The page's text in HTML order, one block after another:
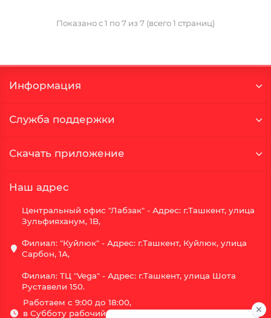
Показано с 1 по 7 из 7 (всего 1 страниц)
Информация
Служба поддержки
Скачать приложение
Наш адрес
Центральный офис "Лабзак" - Адрес: г.Ташкент, улица
Зульфияханум, 1B,
Филиал: "Куйлюк" - Адрес: г.Ташкент, Куйлюк, улица
Сарбон, 1А,
Филиал: ТЦ "Vega" - Адрес: г.Ташкент, улица Шота
Руставели 150.
Работаем с 9:00 до 18:00,
в Субботу рабочий день с 9:00 до 16:00,